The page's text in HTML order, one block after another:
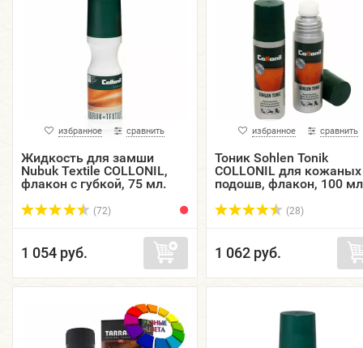
избранное сравнить
Жидкость для замши
Nubuk Textile COLLONIL,
флакон с губкой, 75 мл.
(72)
1 054 руб.
избранное сравнить
Тоник Sohlen Tonik
COLLONIL для кожаных
подошв, флакон, 100
(28)
1 062 руб.